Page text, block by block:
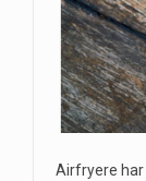
Airfryere